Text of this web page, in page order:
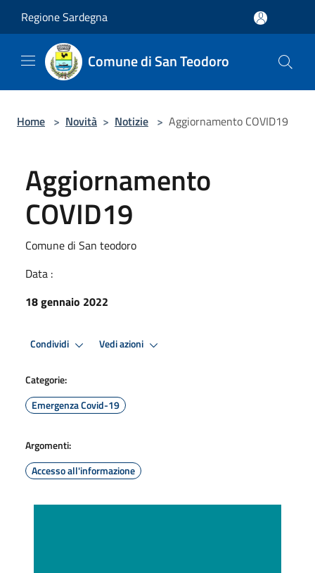
Regione Sardegna
Comune di San Teodoro
Home > Novità > Notizie > Aggiornamento COVID19
Aggiornamento
COVID19
Comune di San teodoro
Data :
18 gennaio 2022
Condividi Vedi azioni
Categorie:
Emergenza Covid-19
Argomenti:
Accesso all'informazione